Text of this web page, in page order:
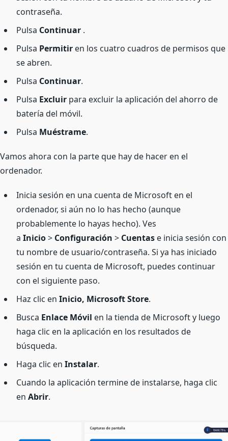
contraseña.
Pulsa Continuar .
Pulsa Permitir en los cuatro cuadros de permisos que
se abren.
Pulsa Continuar.
Pulsa Excluir para excluir la aplicación del ahorro de
batería del móvil.
Pulsa Muéstrame.
Vamos ahora con la parte que hay de hacer en el
ordenador.
Inicia sesión en una cuenta de Microsoft en el
ordenador, si aún no lo has hecho (aunque
probablemente lo hayas hecho). Ves
a Inicio> Configuración > Cuentas e inicia sesión con
tu nombre de usuario/contraseña. Si ya has iniciado
sesión en tu cuenta de Microsoft, puedes continuar
con el siguiente paso.
Haz clic en Inicio, Microsoft Store.
Busca Enlace Móvil en la tienda de Microsoft y luego
haga clic en la aplicación en los resultados de
búsqueda.
Haga clic en Instalar.
Cuando la aplicación termine de instalarse, haga clic
en Abrir.